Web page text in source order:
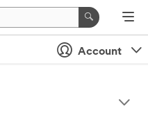
Account